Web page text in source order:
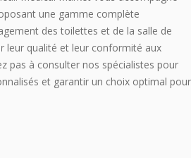
une gamme complète
des toilettes et de la salle de
leur qualité et leur conformité aux
pas à consulter nos spécialistes pour
et garantir un choix optimal pour